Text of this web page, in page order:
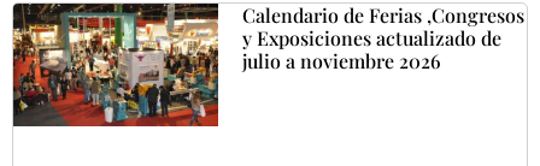
Calendario de Ferias ,Congresos
y Exposiciones actualizado de
julio a noviembre 2026